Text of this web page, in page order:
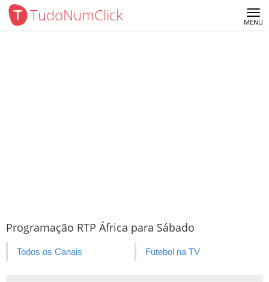
TudoNumClick MENU
Programação RTP África para Sábado
Todos os Canais Futebol na TV